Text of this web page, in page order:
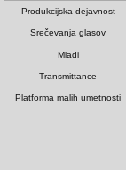
Produkcijska dejavnost
Srečevanja glasov
Mladi
Transmittance
Platforma malih umetnosti